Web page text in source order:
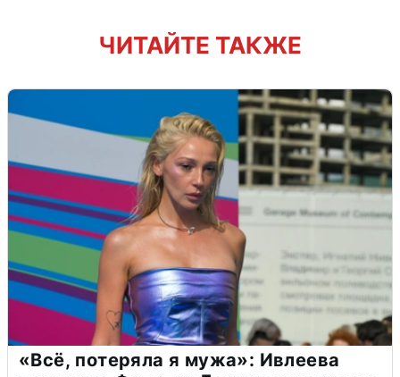
ЧИТАЙТЕ ТАКЖЕ
«Всё, потеряла я мужа»: Ивлеева